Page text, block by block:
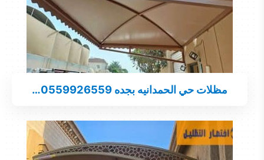
مظلات حي الحمدانيه بجده 0559926559…